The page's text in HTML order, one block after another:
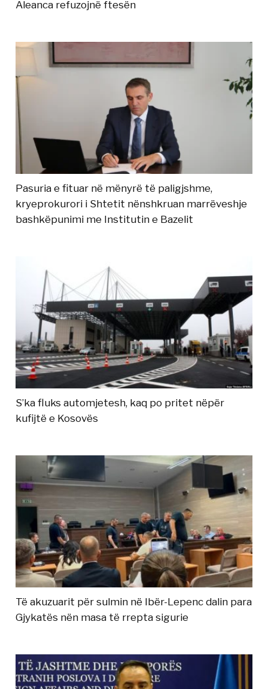
Aleanca refuzojnë ftesën
Pasuria e fituar në mënyrë të paligjshme,
kryeprokurori i Shtetit nënshkruan marrëveshje
bashkëpunimi me Institutin e Bazelit
S’ka fluks automjetesh, kaq po pritet nëpër
kufijtë e Kosovës
Të akuzuarit për sulmin në Ibër-Lepenc dalin para
Gjykatës nën masa të rrepta sigurie